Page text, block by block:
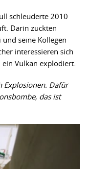
schleuderte 2010
Darin zuckten
seine Kollegen
interessieren sich
Vulkan explodiert.
Explosionen. Dafür
das ist